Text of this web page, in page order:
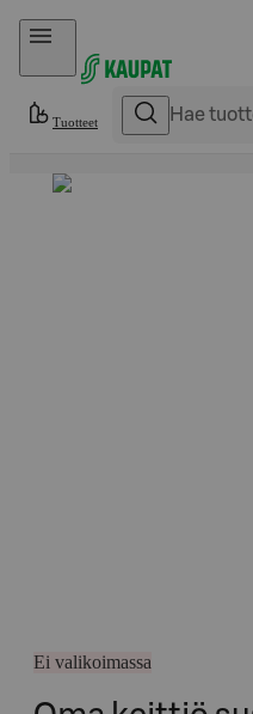
Hyppää sisältöön
Tuotteet
Ei valikoimassa